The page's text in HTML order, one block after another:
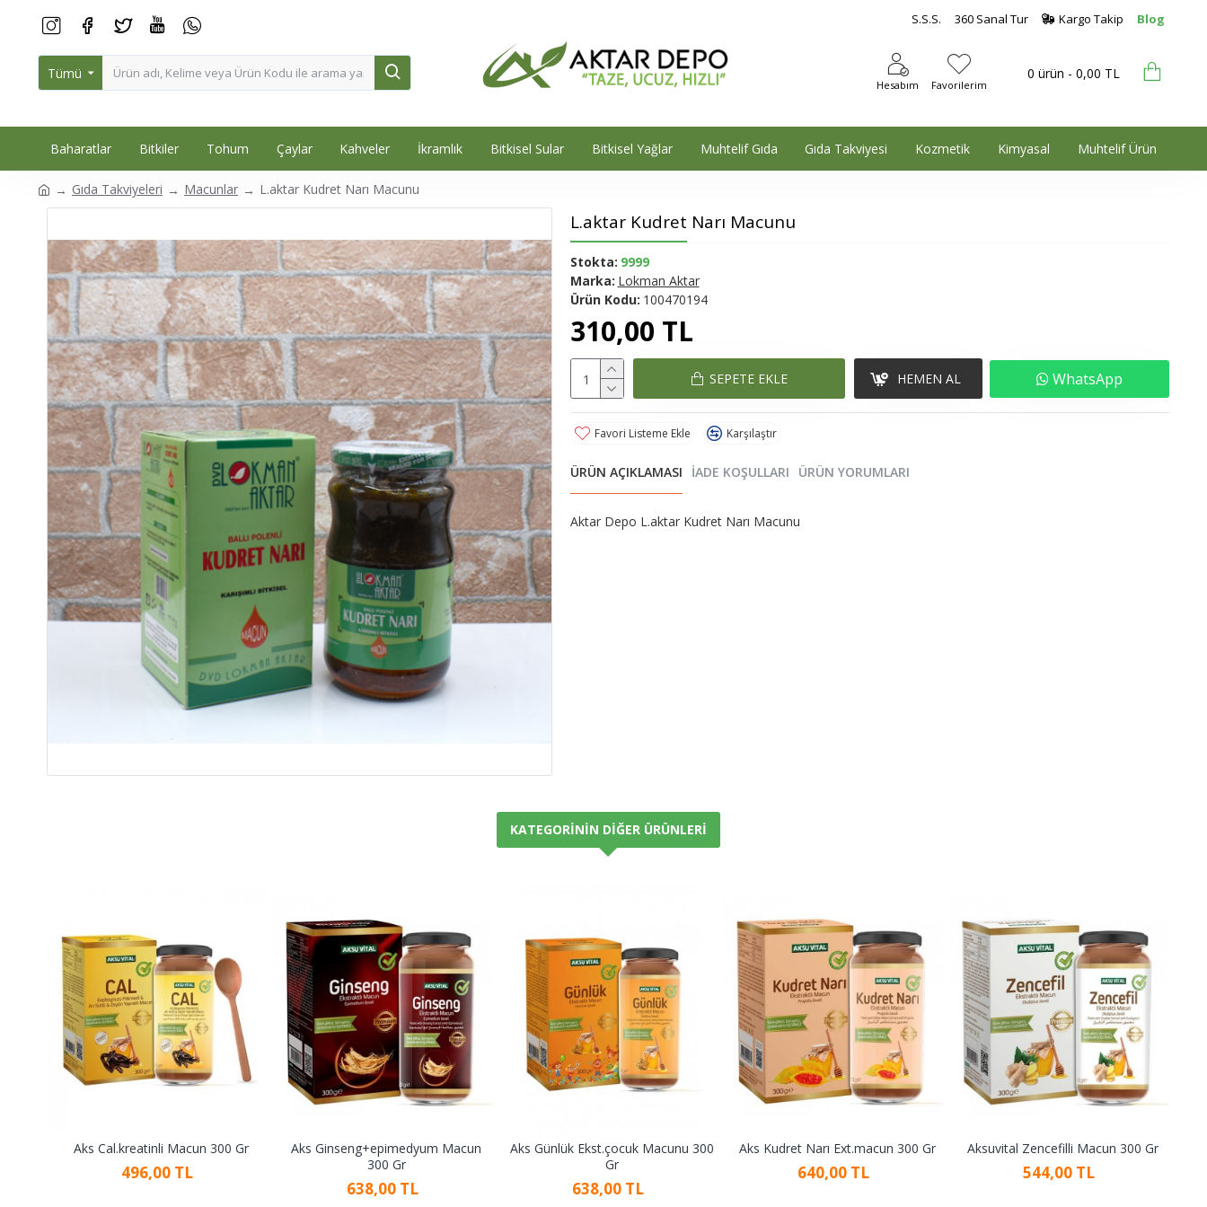
S.S.S. 360 Sanal Tur Kargo Takip Blog
Tümü
Hesabım Favorilerim
0 ürün - 0,00 TL
Baharatlar Bitkiler Tohum Çaylar Kahveler İkramlık Bitkisel Sular Bitkisel Yağlar Muhtelif Gıda Gıda Takviyesi Kozmetik Kimyasal Muhtelif Ürün
Gıda Takviyeleri Macunlar L.aktar Kudret Narı Macunu
L.aktar Kudret Narı Macunu
310,00 TL
Stokta: 9999
Marka: Lokman Aktar
Ürün Kodu: 100470194
SEPETE EKLE HEMEN AL WhatsApp
Favori Listeme Ekle Karşılaştır
ÜRÜN AÇIKLAMASI İADE KOŞULLARI ÜRÜN YORUMLARI
Aktar Depo L.aktar Kudret Narı Macunu
KATEGORININ DIĞER ÜRÜNLERI
Aks Cal.kreatinli Macun 300 Gr
496,00 TL
Aks Ginseng+epimedyum Macun
300 Gr
638,00 TL
Aks Günlük Ekst.çocuk Macunu 300
Gr
638,00 TL
Aks Kudret Narı Ext.macun 300 Gr
640,00 TL
Aksuvital Zencefilli Macun 300 Gr
544,00 TL